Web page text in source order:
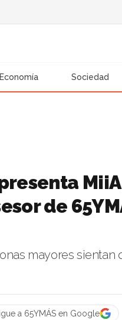
Economía Sociedad
de
mayores
a 65YMÁS en Google